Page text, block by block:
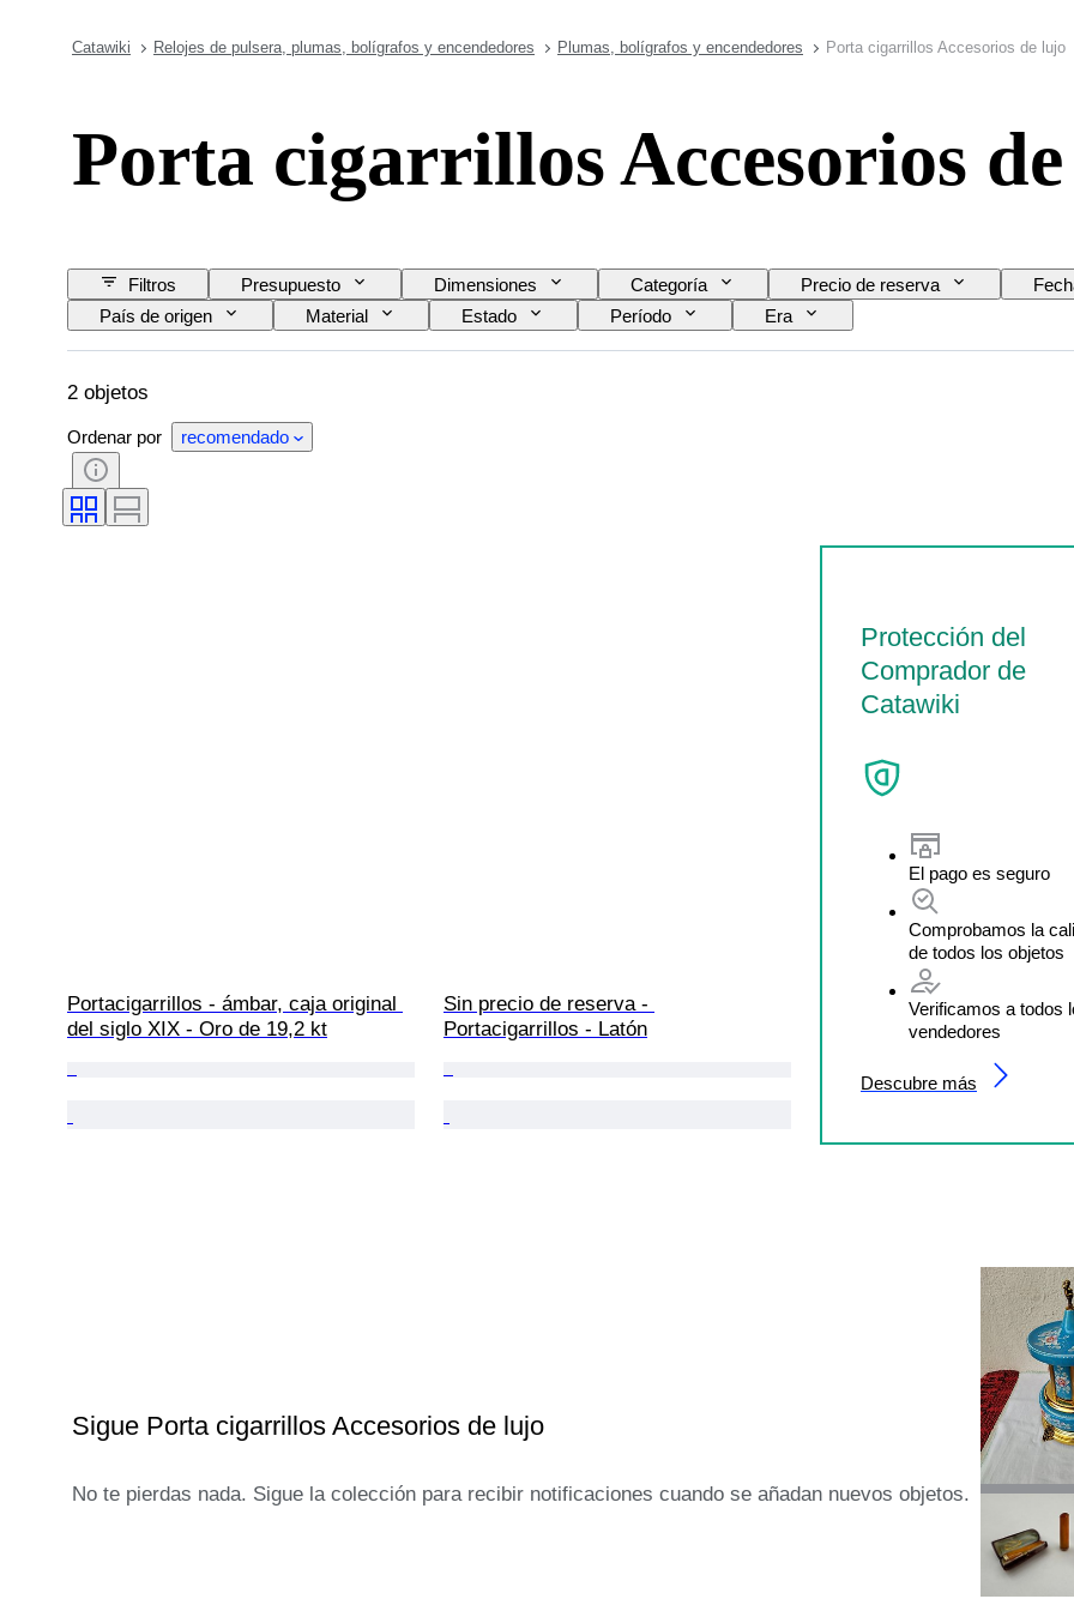
Catawiki Relojes de pulsera, plumas, bolígrafos y encendedores Plumas, bolígrafos y encendedores Porta cigarrillos Accesorios de lujo
Porta cigarrillos Accesorios
Filtros Presupuesto Dimensiones Categoría Precio de reserva
País de origen
Material Estado Período Era
2 objetos
Ordenar por recomendado
Portacigarrillos - ámbar, caja original
del siglo XIX - Oro de 19,2 kt
Sin precio de reserva -
Portacigarrillos - Latón
Protección del
Comprador de
Catawiki
El pago es seguro
Comprobamos la
de todos los objetos
Verificamos a todos
vendedores
Descubre más
Sigue Porta cigarrillos Accesorios de lujo
No te pierdas nada. Sigue la colección para recibir notificaciones cuando se añadan nuevos objetos.